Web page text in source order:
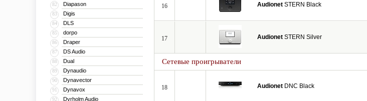
82 Diapason
83 Digis
84 DLS
85 dorpo
86 Draper
87 DS Audio
88 Dual
89 Dynaudio
90 Dynavector
91 Dynavox
92 Dyrholm Audio
16 Audionet STERN Black
17 Audionet STERN Silver
Сетевые проигрыватели
18 Audionet DNC Black